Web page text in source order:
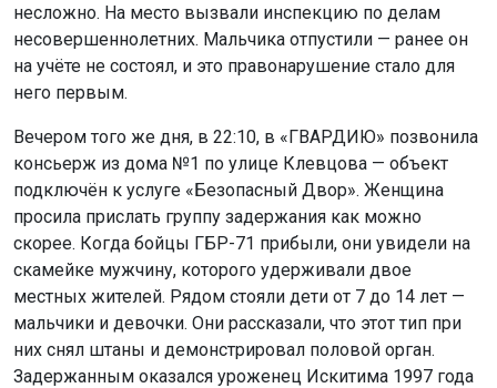
несложно. На место вызвали инспекцию по делам
несовершеннолетних. Мальчика отпустили — ранее он
на учёте не состоял, и это правонарушение стало для
него первым.
Вечером того же дня, в 22:10, в «ГВАРДИЮ» позвонила
консьерж из дома №1 по улице Клевцова — объект
подключён к услуге «Безопасный Двор». Женщина
просила прислать группу задержания как можно
скорее. Когда бойцы ГБР-71 прибыли, они увидели на
скамейке мужчину, которого удерживали двое
местных жителей. Рядом стояли дети от 7 до 14 лет —
мальчики и девочки. Они рассказали, что этот тип при
них снял штаны и демонстрировал половой орган.
Задержанным оказался уроженец Искитима 1997 года